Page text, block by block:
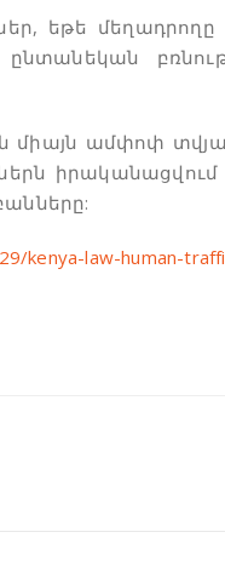
եթե
ամփոփ
kenya-law-human-